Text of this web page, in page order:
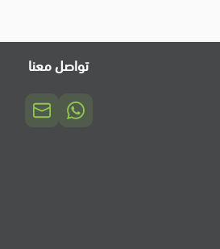
تواصل معنا